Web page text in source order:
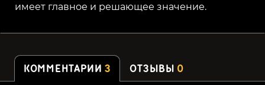
имеет главное и решающее значение.
КОММЕНТАРИИ 3 ОТЗЫВЫ 0